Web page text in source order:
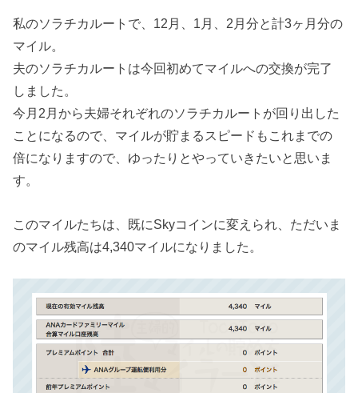
私のソラチカルートで、12月、1月、2月分と計3ヶ月分の
マイル。
夫のソラチカルートは今回初めてマイルへの交換が完了
しました。
今月2月から夫婦それぞれのソラチカルートが回り出した
ことになるので、マイルが貯まるスピードもこれまでの
倍になりますので、ゆったりとやっていきたいと思いま
す。
このマイルたちは、既にSkyコインに変えられ、ただいま
のマイル残高は4,340マイルになりました。